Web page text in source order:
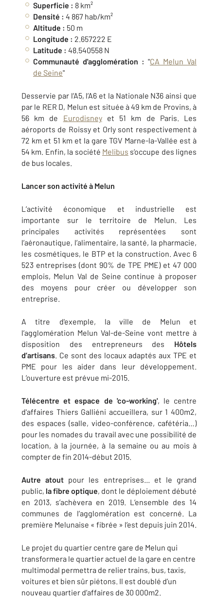
Superficie : 8 km²
Densité : 4 867 hab/km²
Altitude : 50 m
Longitude : 2.657222 E
Latitude : 48.540558 N
Communauté d'agglomération : "CA Melun Val
de Seine"
Desservie par l’A5, l’A6 et la Nationale N36 ainsi que
par le RER D, Melun est située à 49 km de Provins, à
56 km de Eurodisneyet 51 km de Paris. Les
aéroports de Roissy et Orly sont respectivement à
72 km et 51 km et la gare TGV Marne-la-Vallée est à
54 km. Enfin, la société Melibus s’occupe des lignes
de bus locales.
Lancer son activité à Melun
L’activité économique et industrielle est
importante sur le territoire de Melun. Les
principales activités représentées sont
l’aéronautique, l’alimentaire, la santé, la pharmacie,
les cosmétiques, le BTP et la construction. Avec 6
523 entreprises (dont 90% de TPE PME) et 47 000
emplois, Melun Val de Seine continue à proposer
des moyens pour créer ou développer son
entreprise.
A titre d'exemple, la ville de Melun et
l’agglomération Melun Val-de-Seine vont mettre à
disposition des entrepreneurs des Hôtels
d’artisans. Ce sont des locaux adaptés aux TPE et
PME pour les aider dans leur développement.
L’ouverture est prévue mi-2015.
Télécentre et espace de 'co-working', le centre
d'affaires Thiers Galliéni accueillera, sur 1 400m2,
des espaces (salle, video-conférence, cafétéria…)
pour les nomades du travail avec une possibilité de
location, à la journée, à la semaine ou au mois à
compter de fin 2014-début 2015.
Autre atout pour les entreprises... et le grand
public, la fibre optique, dont le déploiement débuté
en 2013, s’achèvera en 2019. L’ensemble des 14
communes de l’agglomération est concerné. La
première Melunaise « fibrée » l’est depuis juin 2014.
Le projet du quartier centre gare de Melun qui
transformera le quartier actuel de la gare en centre
multimodal permettra de relier trains, bus, taxis,
voitures et bien sûr piétons. Il est doublé d’un
nouveau quartier d’affaires de 30 000m2.